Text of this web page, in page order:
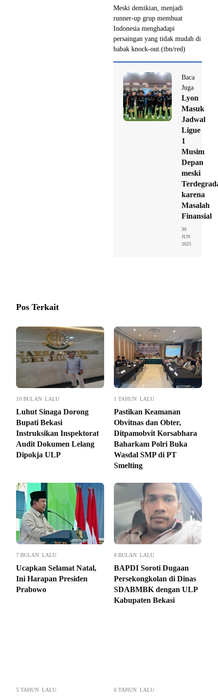
Meski demikian, menjadi
runner-up grup membuat
Indonesia menghadapi
persaingan yang tidak mudah di
babak knock-out.(tbn/red)
Baca
Juga
Lyon
Masuk
Jadwal
Ligue
1
Musim
Depan
meski
karena
Masalah
Finansial
30
JUN
2025
Pos Terkait
10 BULAN LALU
Luhut Sinaga Dorong
Bupati Bekasi
Instruksikan Inspektorat
Audit Dokumen Lelang
Dipokja ULP
1 TAHUN LALU
Pastikan Keamanan
Obvitnas dan Obter,
Ditpamobvit Korsabhara
Baharkam Polri Buka
Wasdal SMP di PT
Smelting
7 BULAN LALU
Ucapkan Selamat Natal,
Ini Harapan Presiden
Prabowo
8 BULAN LALU
BAPDI Soroti Dugaan
Persekongkolan di Dinas
SDABMBK dengan ULP
Kabupaten Bekasi
5 TAHUN LALU 6 TAHUN LALU